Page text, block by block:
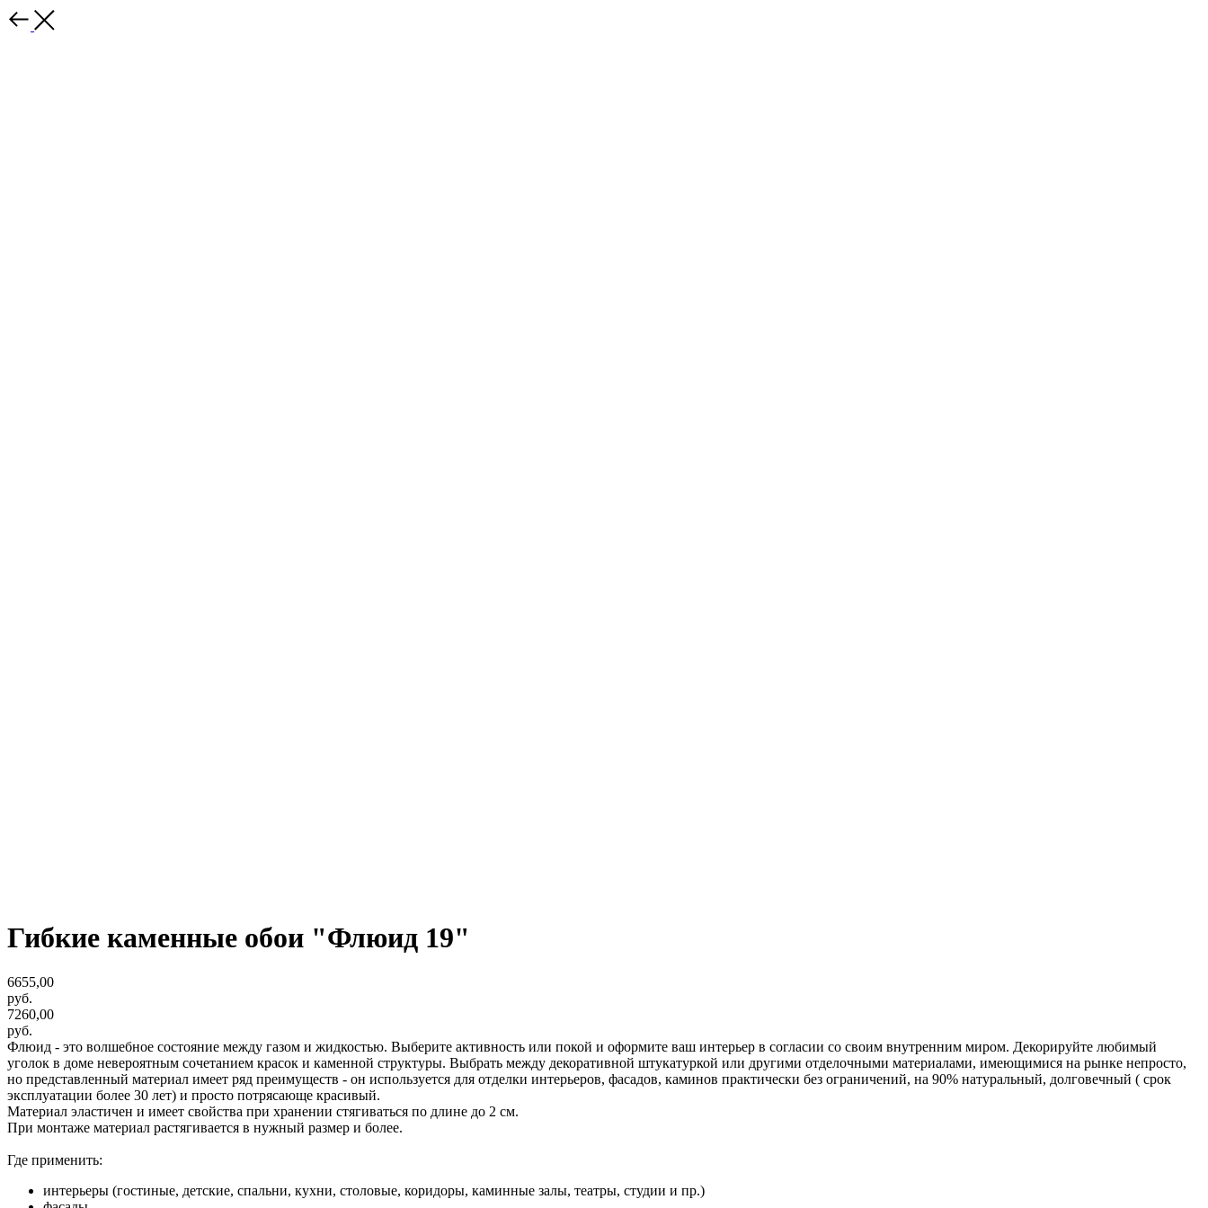
Гибкие каменные обои "Флюид 19"
6655,00
руб.
7260,00
руб.
Флюид - это волшебное состояние между газом и жидкостью. Выберите активность или покой и оформите ваш интерьер в согласии со своим внутренним миром. Декорируйте любимый
уголок в доме невероятным сочетанием красок и каменной структуры. Выбрать между декоративной штукатуркой или другими отделочными материалами, имеющимися на рынке непросто,
но представленный материал имеет ряд преимуществ - он используется для отделки интерьеров, фасадов, каминов практически без ограничений, на 90% натуральный, долговечный ( срок
эксплуатации более 30 лет) и просто потрясающе красивый.
Материал эластичен и имеет свойства при хранении стягиваться по длине до 2 см.
При монтаже материал растягивается в нужный размер и более.
Где применить:
интерьеры (гостиные, детские, спальни, кухни, столовые, коридоры, каминные залы, театры, студии и пр.)